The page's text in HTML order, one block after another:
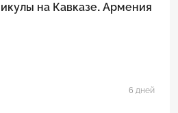
на Кавказе. Армения
6 дней